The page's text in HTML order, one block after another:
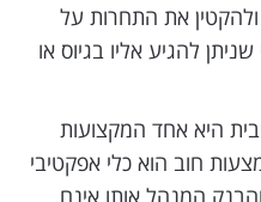
את התחרות על
להגיע אליו בגיוס או
היא אחד המקצועות
חוב הוא כלי אפקטיבי
המנהל אותו אינם